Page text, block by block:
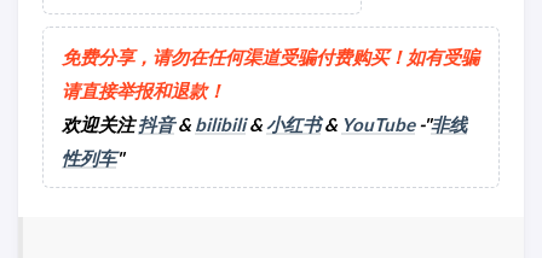
免费分享，请勿在任何渠道受骗付费购买！如有受骗
请直接举报和退款！
欢迎关注抖音& bilibili&小红书& YouTube-"非线
性列车"